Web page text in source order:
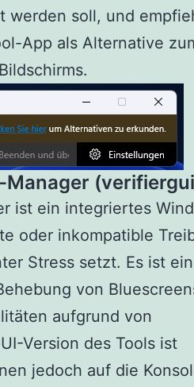
werden soll, und
App als Alternative
ist ein integriertes
oder inkompatible
Stress setzt. Es ist ein
von
aufgrund von
Version des Tools ist
jedoch auf die